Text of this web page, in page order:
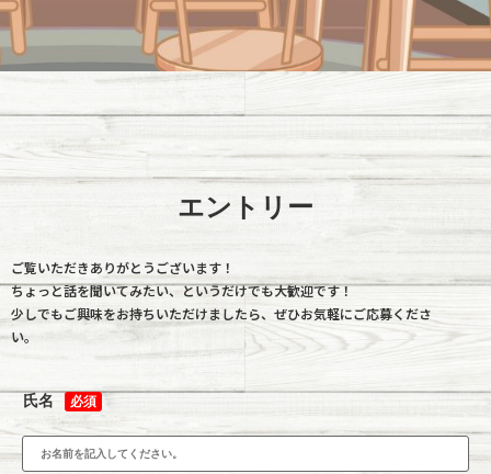
エントリー
ご覧いただきありがとうございます！
ちょっと話を聞いてみたい、というだけでも大歓迎です！
少しでもご興味をお持ちいただけましたら、ぜひお気軽にご応募くださ
い。
氏名 必須